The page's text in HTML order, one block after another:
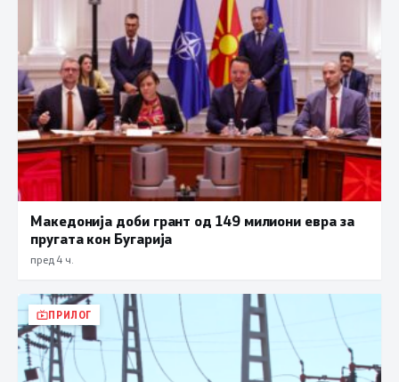
Македонија доби грант од 149 милиони евра за
пругата кон Бугарија
пред 4 ч.
ПРИЛОГ